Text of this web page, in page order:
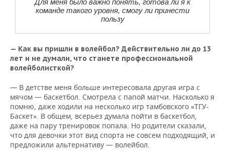
Для меня было важно понять, готова ли я к
команде такого уровня, смогу ли принести
пользу
— Как вы пришли в волейбол? Действительно ли до 13
лет и не думали, что станете профессиональной
волейболисткой?
— В детстве меня больше интересовала другая игра с
мячом — баскетбол. Смотрела с папой матчи. Насколько я
помню, даже ходили на несколько игр тамбовского «ТГУ-
Баскет». В общем, всерьез думала пойти в баскетбол,
даже на пару тренировок попала. Но родители сказали,
что для девочки этот вид спорта не совсем подходящий, и
предложили альтернативу — волейбол.